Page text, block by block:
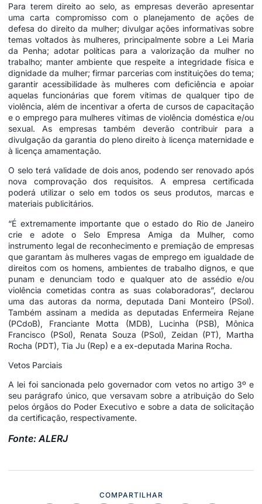
Para terem direito ao selo, as empresas deverão apresentar
uma carta compromisso com o planejamento de ações de
defesa do direito da mulher; divulgar ações informativas sobre
temas voltados às mulheres, principalmente sobre a Lei Maria
da Penha; adotar políticas para a valorização da mulher no
trabalho; manter ambiente que respeite a integridade física e
dignidade da mulher; firmar parcerias com instituições do tema;
garantir acessibilidade às mulheres com deficiência e apoiar
aquelas funcionárias que forem vítimas de qualquer tipo de
violência, além de incentivar a oferta de cursos de capacitação
e o emprego para mulheres vítimas de violência doméstica e/ou
sexual. As empresas também deverão contribuir para a
divulgação da garantia do pleno direito à licença maternidade e
à licença amamentação.
O selo terá validade de dois anos, podendo ser renovado após
nova comprovação dos requisitos. A empresa certificada
poderá utilizar o selo em todos os seus produtos, marcas e
materiais publicitários.
“É extremamente importante que o estado do Rio de Janeiro
crie e adote o Selo Empresa Amiga da Mulher, como
instrumento legal de reconhecimento e premiação de empresas
que garantam às mulheres vagas de emprego em igualdade de
direitos com os homens, ambientes de trabalho dignos, e que
punam e denunciam todo e qualquer ato de assédio e/ou
violência cometidas contra as suas colaboradoras”, declarou
uma das autoras da norma, deputada Dani Monteiro (PSol).
Também assinam a medida as deputadas Enfermeira Rejane
(PCdoB), Franciante Motta (MDB), Lucinha (PSB), Mônica
Francisco (PSol), Renata Souza (PSol), Zeidan (PT), Martha
Rocha (PDT), Tia Ju (Rep) e a ex-deputada Marina Rocha.
Vetos Parciais
A lei foi sancionada pelo governador com vetos no artigo 3º e
seu parágrafo único, que versavam sobre a atribuição do Selo
pelos órgãos do Poder Executivo e sobre a data de solicitação
da certificação, respectivamente.
Fonte: ALERJ
COMPARTILHAR